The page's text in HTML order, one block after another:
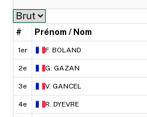
# Prénom / Nom
1er F. BOLAND
2e G. GAZAN
3e V. GANCEL
4e R. DYEVRE